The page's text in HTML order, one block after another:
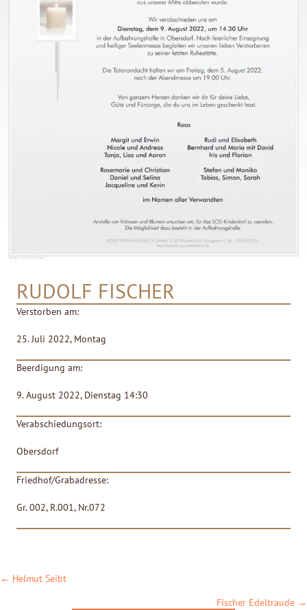
RUDOLF FISCHER
Verstorben am:
25. Juli 2022, Montag
Beerdigung am:
9. August 2022, Dienstag 14:30
Verabschiedungsort:
Obersdorf
Friedhof/Grabadresse:
Gr. 002, R.001, Nr.072
POSTS
← Helmut Seibt
Fischer Edeltraude →